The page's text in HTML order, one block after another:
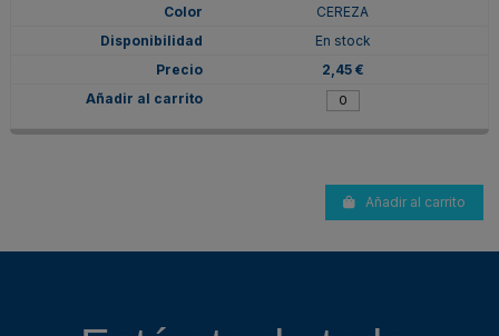
CEREZA
En stock
2,45 €
Añadir al carrito